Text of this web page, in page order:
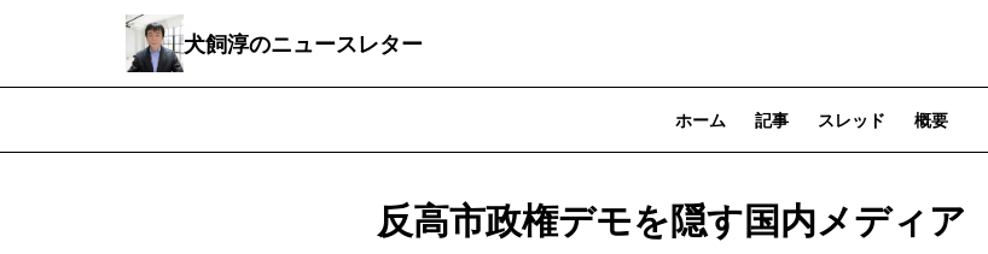
犬飼淳のニュースレター
ホーム 記事 スレッド 概要
反高市政権デモを隠す国内メディア